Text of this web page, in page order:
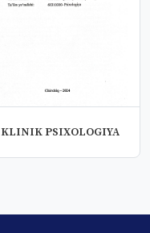
KLINIK PSIXOLOGIYA